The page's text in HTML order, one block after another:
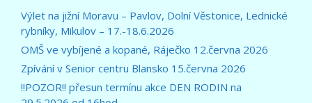
Výlet na jižní Moravu – Pavlov, Dolní Věstonice, Lednické
rybníky, Mikulov – 17.-18.6.2026
OMŠ ve vybíjené a kopané, Ráječko 12.června 2026
Zpívání v Senior centru Blansko 15.června 2026
!!POZOR!! přesun termínu akce DEN RODIN na